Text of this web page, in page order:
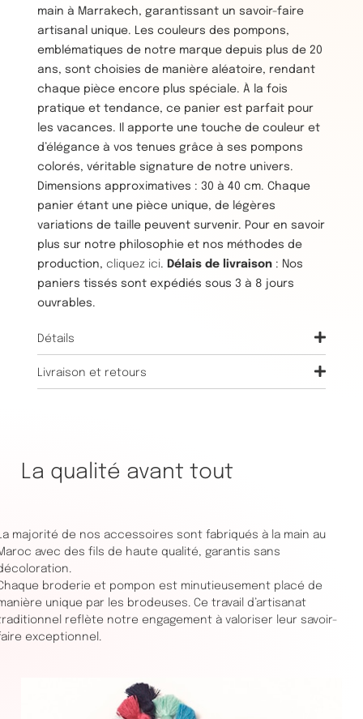
main à Marrakech, garantissant un savoir-faire
artisanal unique. Les couleurs des pompons,
emblématiques de notre marque depuis plus de 20
ans, sont choisies de manière aléatoire, rendant
chaque pièce encore plus spéciale. À la fois
pratique et tendance, ce panier est parfait pour
les vacances. Il apporte une touche de couleur et
d’élégance à vos tenues grâce à ses pompons
colorés, véritable signature de notre univers.
Dimensions approximatives : 30 à 40 cm. Chaque
panier étant une pièce unique, de légères
variations de taille peuvent survenir. Pour en savoir
plus sur notre philosophie et nos méthodes de
production, cliquez ici. Délais de livraison: Nos
paniers tissés sont expédiés sous 3 à 8 jours
ouvrables.
Détails
Livraison et retours
La qualité avant tout
majorité de nos accessoires sont fabriqués à la main au
avec des fils de haute qualité, garantis sans
broderie et pompon est minutieusement placé de
unique par les brodeuses. Ce travail d’artisanat
reflète notre engagement à valoriser leur savoir-
exceptionnel.